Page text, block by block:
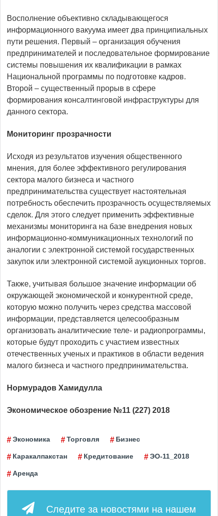
Восполнение объективно складывающегося
информационного вакуума имеет два принципиальных
пути решения. Первый – организация обучения
предпринимателей и последовательное формирование
системы повышения их квалификации в рамках
Национальной программы по подготовке кадров.
Второй – существенный прорыв в сфере
формирования консалтинговой инфраструктуры для
данного сектора.
Мониторинг прозрачности
Исходя из результатов изучения общественного
мнения, для более эффективного регулирования
сектора малого бизнеса и частного
предпринимательства существует настоятельная
потребность обеспечить прозрачность осуществляемых
сделок. Для этого следует применить эффективные
механизмы мониторинга на базе внедрения новых
информационно-коммуникационных технологий по
аналогии с электронной системой государственных
закупок или электронной системой аукционных торгов.
Также, учитывая большое значение информации об
окружающей экономической и конкурентной среде,
которую можно получить через средства массовой
информации, представляется целесообразным
организовать аналитические теле- и радиопрограммы,
которые будут проходить с участием известных
отечественных ученых и практиков в области ведения
малого бизнеса и частного предпринимательства.
Нормурадов Хамидулла
Экономическое обозрение №11 (227) 2018
Экономика Торговля Бизнес
Каракалпакстан Кредитование ЭО-11_2018
Аренда
Следите за новостями на нашем